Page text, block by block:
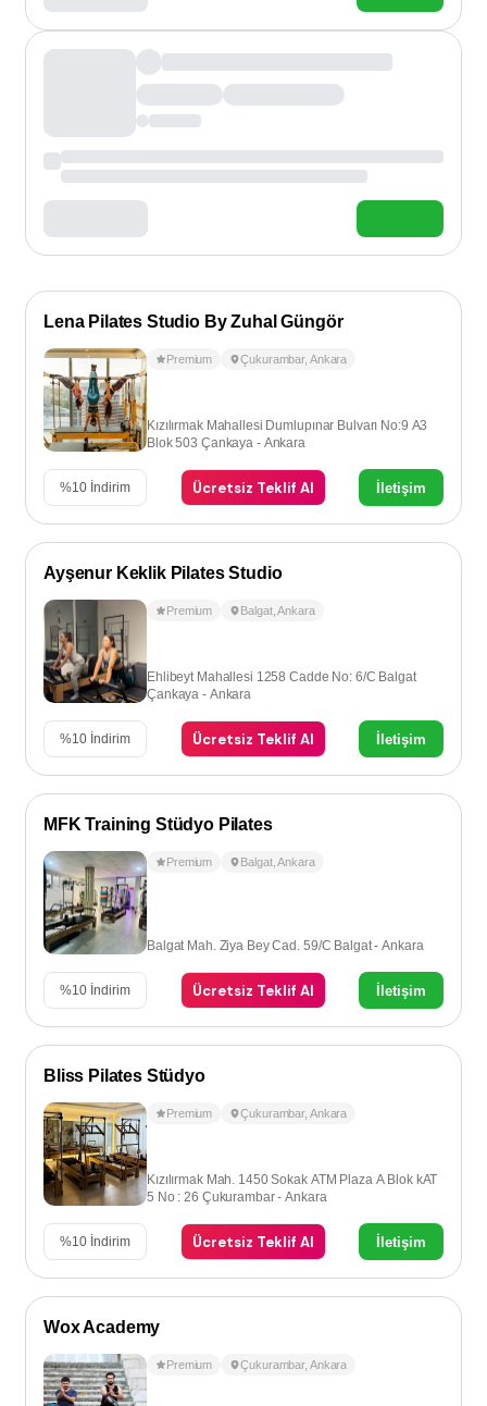
Lena Pilates Studio By Zuhal Güngör
Premium Çukurambar, Ankara
Kızılırmak Mahallesi Dumlupınar Bulvarı No:9 A3
Blok 503 Çankaya - Ankara
%10 İndirim Ücretsiz Teklif Al İletişim
Ayşenur Keklik Pilates Studio
Premium Balgat,Ankara
Ehlibeyt Mahallesi 1258 Cadde No: 6/C Balgat
Çankaya - Ankara
%10 İndirim Ücretsiz Teklif Al İletişim
MFK Training Stüdyo Pilates
Premium Balgat,Ankara
Balgat Mah. Ziya Bey Cad. 59/C Balgat - Ankara
%10 İndirim Ücretsiz Teklif Al İletişim
Bliss Pilates Stüdyo
Premium Çukurambar, Ankara
Kızılırmak Mah. 1450 Sokak ATM Plaza A Blok kAT
5 No : 26 Çukurambar - Ankara
%10 İndirim Ücretsiz Teklif Al İletişim
Wox Academy
Premium Çukurambar, Ankara